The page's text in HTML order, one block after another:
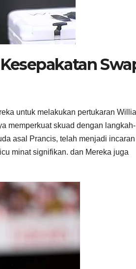
untuk melakukan pertukaran
memperkuat skuad dengan langkah-
asal Prancis, telah menjadi incaran
minat signifikan. dan Mereka juga